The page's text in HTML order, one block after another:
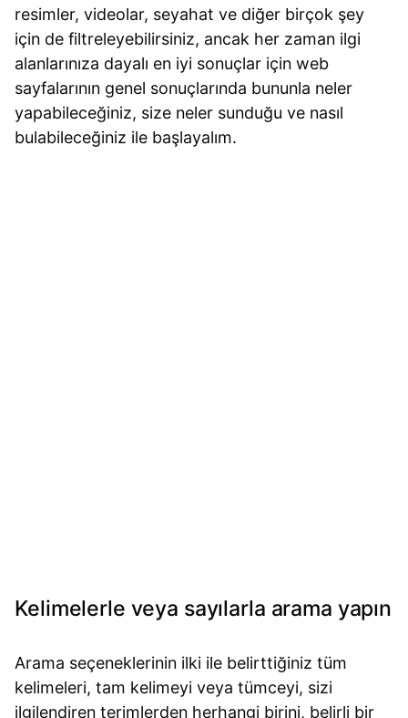
resimler, videolar, seyahat ve diğer birçok şey
için de filtreleyebilirsiniz, ancak her zaman ilgi
alanlarınıza dayalı en iyi sonuçlar için web
sayfalarının genel sonuçlarında bununla neler
yapabileceğiniz, size neler sunduğu ve nasıl
bulabileceğiniz ile başlayalım.
Kelimelerle veya sayılarla arama yapın
Arama seçeneklerinin ilki ile belirttiğiniz tüm
kelimeleri, tam kelimeyi veya tümceyi, sizi
ilgilendiren terimlerden herhangi birini, belirli bir